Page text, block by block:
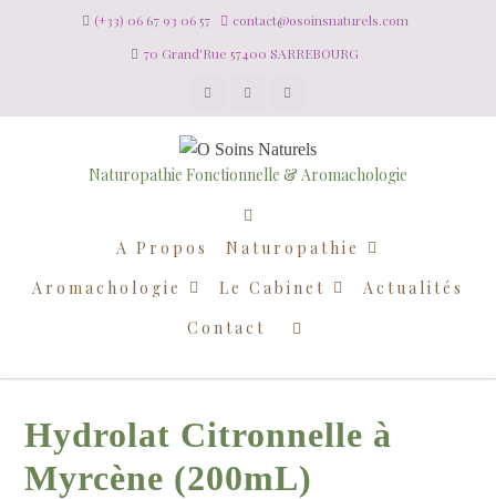
(+33) 06 67 93 06 57
contact@osoinsnaturels.com
70 Grand'Rue 57400 SARREBOURG
Naturopathie Fonctionnelle & Aromachologie
A Propos
Naturopathie
Aromachologie
Le Cabinet
Actualités
Contact
Hydrolat Citronnelle à
Myrcène (200mL)